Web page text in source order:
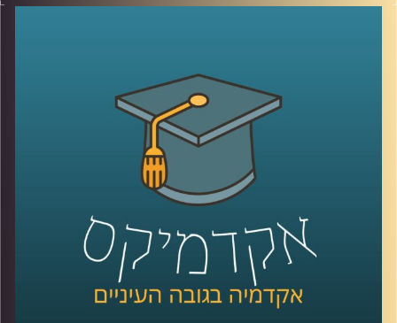
לחילופין לצמצם אותם? ד"ר נתי מרום מעניק
נקודת מבט חברתית אודות עולם התכנון העירוני
בין תל אביב למומבאיי. כמו כן, עם אילו סוגיות
עלינו להתמודד בהקשר זה בעודנו נמצאים
בעיצומו של תהליך העיור ההיסטורי, בו רוב בני
האדם על פני כדור הארץ גרים בערים ומגמה זו
רק הולכת וגדלה?
AudioVersity